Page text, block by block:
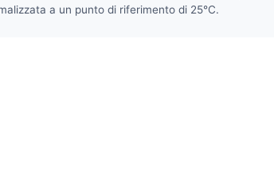
a un punto di riferimento di 25°C.